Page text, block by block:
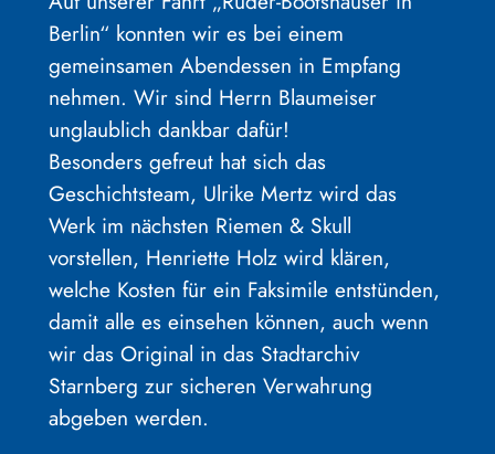
Berlin“ konnten wir es bei einem
gemeinsamen Abendessen in Empfang
nehmen. Wir sind Herrn Blaumeiser
unglaublich dankbar dafür!
Besonders gefreut hat sich das
Geschichtsteam, Ulrike Mertz wird das
Werk im nächsten Riemen & Skull
vorstellen, Henriette Holz wird klären,
welche Kosten für ein Faksimile entstünden,
damit alle es einsehen können, auch wenn
wir das Original in das Stadtarchiv
Starnberg zur sicheren Verwahrung
abgeben werden.